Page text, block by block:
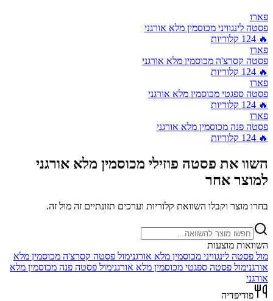
פארו
פסטה לינגוויני מכוסמין מלא אורגני
🔥
124 קלוריות
פארו
פסטה קסרצ'ה מכוסמין מלא אורגני
🔥
124 קלוריות
פארו
פסטה ספגטי מכוסמין מלא אורגני
🔥
124 קלוריות
פארו
פסטה פנה מכוסמין מלא אורגני
🔥
124 קלוריות
השוו את פסטה פוזילי מכוסמין מלא אורגני
למוצר אחר
בחרו מוצר וקבלו השוואת קלוריות וערכים תזונתיים זה מול זה.
השוואות מוצעות
מול פסטה לינגוויני מכוסמין מלא אורגנימול פסטה קסרצ'ה מכוסמין מלא
אורגנימול פסטה ספגטי מכוסמין מלא אורגנימול פסטה פנה מכוסמין מלא
אורגני
פודיפדיה